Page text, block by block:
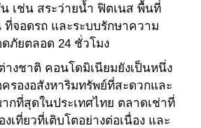
เช่น สระว่ายน้ำ ฟิตเนส พื้นที่
ที่จอดรถ และระบบรักษาความ
ภัยตลอด 24 ชั่วโมง
งชาติ คอนโดมิเนียมยังเป็นหนึ่ง
รองอสังหาริมทรัพย์ที่สะดวกและ
กที่สุดในประเทศไทย ตลาดเช่าที่
เที่ยวที่เติบโตอย่างต่อเนื่อง และ